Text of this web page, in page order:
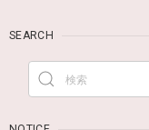
SEARCH